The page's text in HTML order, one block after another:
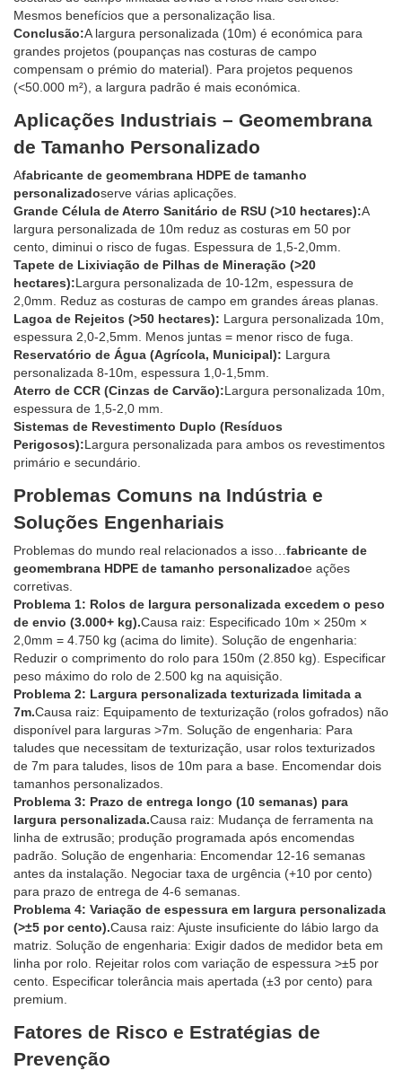
Mesmos benefícios que a personalização lisa.
Conclusão:A largura personalizada (10m) é económica para
grandes projetos (poupanças nas costuras de campo
compensam o prémio do material). Para projetos pequenos
(<50.000 m²), a largura padrão é mais económica.
Aplicações Industriais – Geomembrana
de Tamanho Personalizado
Afabricante de geomembrana HDPE de tamanho
personalizadoserve várias aplicações.
Grande Célula de Aterro Sanitário de RSU (>10 hectares):A
largura personalizada de 10m reduz as costuras em 50 por
cento, diminui o risco de fugas. Espessura de 1,5-2,0mm.
Tapete de Lixiviação de Pilhas de Mineração (>20
hectares):Largura personalizada de 10-12m, espessura de
2,0mm. Reduz as costuras de campo em grandes áreas planas.
Lagoa de Rejeitos (>50 hectares): Largura personalizada 10m,
espessura 2,0-2,5mm. Menos juntas = menor risco de fuga.
Reservatório de Água (Agrícola, Municipal): Largura
personalizada 8-10m, espessura 1,0-1,5mm.
Aterro de CCR (Cinzas de Carvão):Largura personalizada 10m,
espessura de 1,5-2,0 mm.
Sistemas de Revestimento Duplo (Resíduos
Perigosos):Largura personalizada para ambos os revestimentos
primário e secundário.
Problemas Comuns na Indústria e
Soluções Engenhariais
Problemas do mundo real relacionados a isso… fabricante de
geomembrana HDPE de tamanho personalizadoe ações
corretivas.
Problema 1: Rolos de largura personalizada excedem o peso
de envio (3.000+ kg).Causa raiz: Especificado 10m × 250m ×
2,0mm = 4.750 kg (acima do limite). Solução de engenharia:
Reduzir o comprimento do rolo para 150m (2.850 kg). Especificar
peso máximo do rolo de 2.500 kg na aquisição.
Problema 2: Largura personalizada texturizada limitada a
7m.Causa raiz: Equipamento de texturização (rolos gofrados) não
disponível para larguras >7m. Solução de engenharia: Para
taludes que necessitam de texturização, usar rolos texturizados
de 7m para taludes, lisos de 10m para a base. Encomendar dois
tamanhos personalizados.
Problema 3: Prazo de entrega longo (10 semanas) para
largura personalizada.Causa raiz: Mudança de ferramenta na
linha de extrusão; produção programada após encomendas
padrão. Solução de engenharia: Encomendar 12-16 semanas
antes da instalação. Negociar taxa de urgência (+10 por cento)
para prazo de entrega de 4-6 semanas.
Problema 4: Variação de espessura em largura personalizada
(>±5 por cento).Causa raiz: Ajuste insuficiente do lábio largo da
matriz. Solução de engenharia: Exigir dados de medidor beta em
linha por rolo. Rejeitar rolos com variação de espessura >±5 por
cento. Especificar tolerância mais apertada (±3 por cento) para
premium.
Fatores de Risco e Estratégias de
Prevenção